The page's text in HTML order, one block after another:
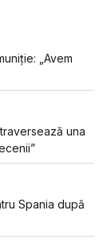
„Avem
una
Spania după